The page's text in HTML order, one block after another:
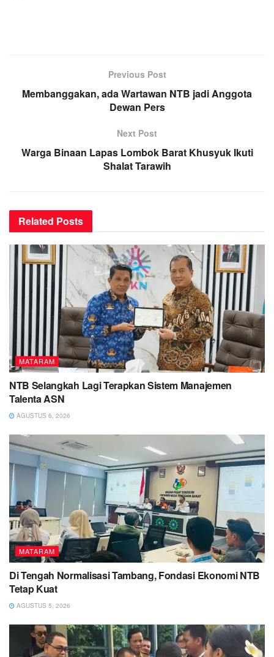
Previous Post
Membanggakan, ada Wartawan NTB jadi Anggota
Dewan Pers
Next Post
Warga Binaan Lapas Lombok Barat Khusyuk Ikuti
Shalat Tarawih
Related Posts
MATARAM
NTB Selangkah Lagi Terapkan Sistem Manajemen
Talenta ASN
AGUSTUS 6, 2026
MATARAM
Di Tengah Normalisasi Tambang, Fondasi Ekonomi NTB
Tetap Kuat
AGUSTUS 5, 2026